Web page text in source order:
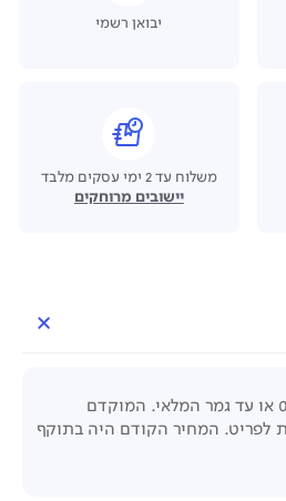
יבואן רשמי
משלוח עד 2 ימי עסקים מלבד
יישובים מרוחקים
בתוקף עד ל-06/09/2026 או עד גמר המלאי. המוקדם
לפחות 5 יחידות לפריט. המחיר הקודם היה בתוקף